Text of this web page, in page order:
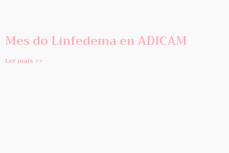
Mes do Linfedema en ADICAM
Ler mais >>